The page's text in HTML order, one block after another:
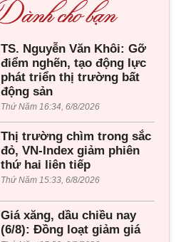
TS. Nguyễn Văn Khôi: Gỡ
điểm nghẽn, tạo động lực
phát triển thị trường bất
động sản
Thứ Năm 16:34, 6/8/2026
Thị trường chìm trong sắc
đỏ, VN-Index giảm phiên
thứ hai liên tiếp
Thứ Năm 15:33, 6/8/2026
Giá xăng, dầu chiều nay
(6/8): Đồng loạt giảm giá